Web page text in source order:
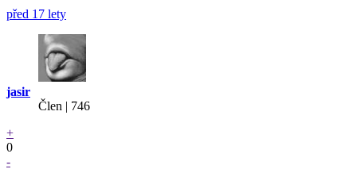
před 17 lety
jasir
Člen | 746
+
0
-